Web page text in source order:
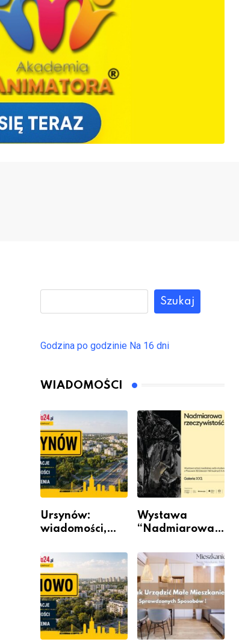
Szukaj
Godzina po godzinie Na 16 dni
WIADOMOŚCI
Ursynów:
wiadomości,
wydarzenia z
dzielnicy
Wystawa
“Nadmiarowa
w Galerii XX1